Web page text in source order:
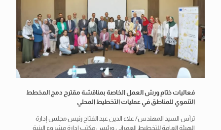
فعاليات ختام ورش العمل الخاصة بمناقشة مقترح دمج المخطط
التنموي للمناطق في عمليات التخطيط المحلي
ترأس السيد المهندس/ علاء الدين عبد الفتاح رئيس مجلس إدارة
الهيئة العامة للتخطيط العمرانى ورئيس مكتب إدارة مشروع البنية